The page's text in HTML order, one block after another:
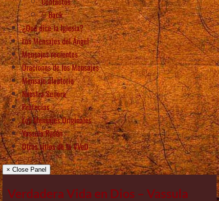
Back
¿Qué dice la Iglesia?
Los Mensajes del Ángel
Mensajes recientes
Oraciones de los Mensajes
Mensaje aleatorio
Nuestra Señora
Profecías
Los Mensajes Originales
Vassula Rydén
Otros sitios de la VVeD
× Close Panel
Verdadera Vida en Dios – Vassula